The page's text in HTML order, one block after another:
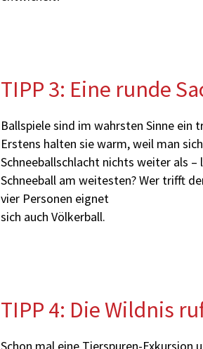
TIPP 3: Eine runde
Ballspiele sind im wahrsten Sinne
Erstens halten sie warm, weil man
Schneeballschlacht nichts weiter als –
Schneeball am weitesten? Wer trifft
vier Personen eignet
sich auch Völkerball.
TIPP 4: Die Wildnis